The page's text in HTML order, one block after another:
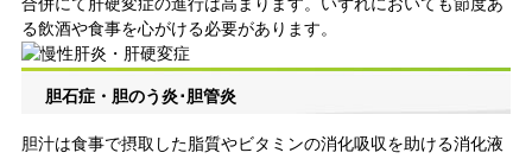
合併にて肝硬変症の進行は高まります。いずれにおいても節度あ
る飲酒や食事を心がける必要があります。
胆石症・胆のう炎･胆管炎
胆汁は食事で摂取した脂質やビタミンの消化吸収を助ける消化液